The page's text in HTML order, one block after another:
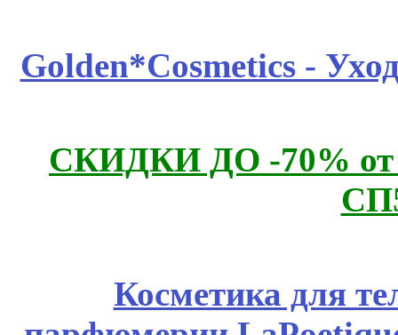
Golden*Cosmetics -
СКИДКИ ДО -70%
Косметика для